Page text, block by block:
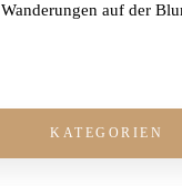
Wanderungen auf der
KATEGORIEN